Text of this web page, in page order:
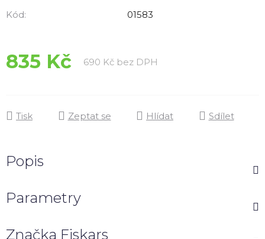
5
Kód:
01583
835 Kč 690 Kč bez DPH
Tisk Zeptat se Hlídat Sdílet
Popis
Parametry
Značka Fiskars